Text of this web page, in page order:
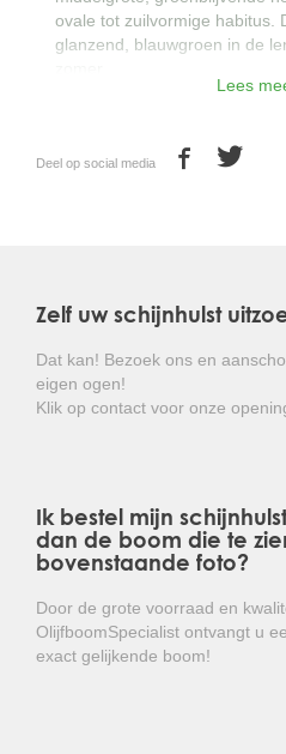
ovale tot zuilvormige habitus.
glanzend, blauwgroen in de
gaafrandige bladeren hebben.
te natte, bodem. Hij vraagt
gemiddelde groeier en goed
Kortom: een makkelijk te
groenblijvende heester met
Lees
Deel op social media
Zelf uw schijnhulst
Dat kan! Bezoek ons en
eigen ogen!
Klik op contact voor onze
Ik bestel mijn
dan de boom die te
bovenstaande foto?
Door de grote voorraad en
OlijfboomSpecialist ontvangt u
exact gelijkende boom!